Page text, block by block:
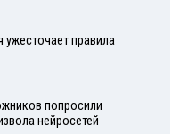
правила
попросили
нейросетей